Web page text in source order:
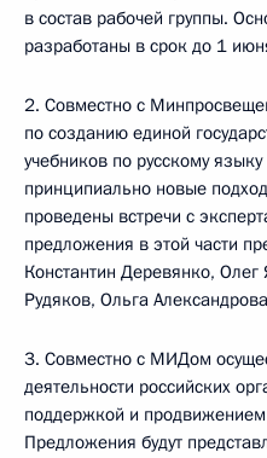
в состав рабочей группы.
разработаны в срок до 1
2. Совместно с
по созданию единой
учебников по русскому
принципиально новые
проведены встречи с
предложения в этой части
Константин Деревянко,
Рудяков, Ольга
3. Совместно с МИДом
деятельности российских
поддержкой и
Предложения будут